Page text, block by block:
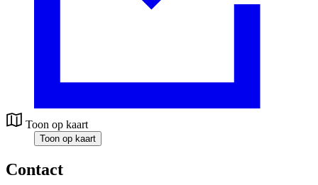
Toon op kaart
Toon op kaart
Contact